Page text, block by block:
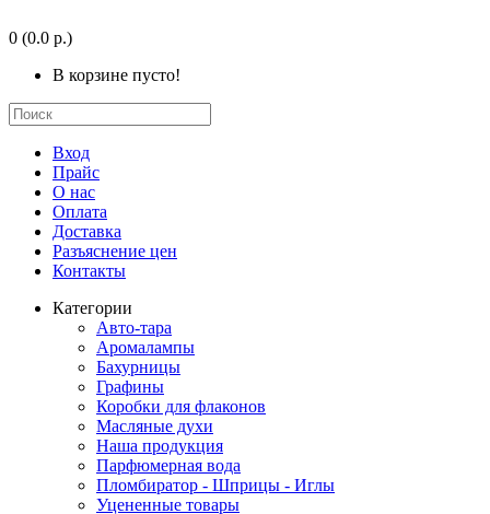
0 (0.0 р.)
В корзине пусто!
Вход
Прайс
О нас
Оплата
Доставка
Разъяснение цен
Контакты
Категории
Авто-тара
Аромалампы
Бахурницы
Графины
Коробки для флаконов
Масляные духи
Наша продукция
Парфюмерная вода
Пломбиратор - Шприцы - Иглы
Уцененные товары